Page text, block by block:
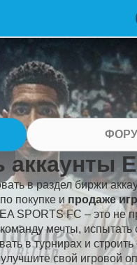
аккаунты
в раздел биржи
покупке и продаже
SPORTS FC – это не
мечты, испытать
в турнирах и
свой игровой